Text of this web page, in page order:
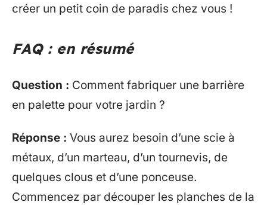
créer un petit coin de paradis chez vous !
FAQ : en résumé
Question : Comment fabriquer une barrière
en palette pour votre jardin ?
Réponse : Vous aurez besoin d’une scie à
métaux, d’un marteau, d’un tournevis, de
quelques clous et d’une ponceuse.
Commencez par découper les planches de la